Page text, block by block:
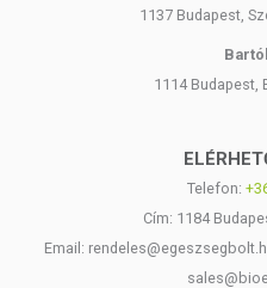
1137 Budapest,
1114 Budapest,
Telefon:
Cím: 1184
Email: